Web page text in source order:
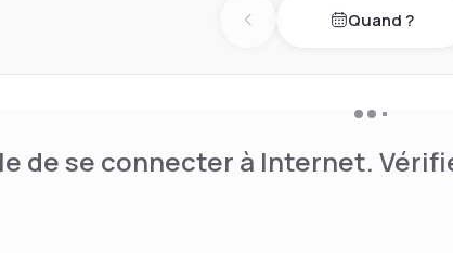
Previous dayQuand ?
de se connecter à Internet.